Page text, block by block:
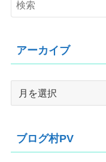
アーカイブ
ブ
ブログ村PV